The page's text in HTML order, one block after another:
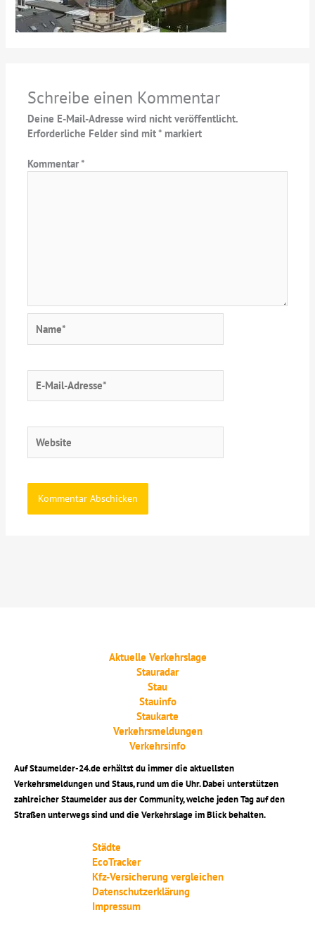
Schreibe einen Kommentar
Deine E-Mail-Adresse wird nicht veröffentlicht.
Erforderliche Felder sind mit* markiert
Kommentar*
Mail-
Aktuelle Verkehrslage
Stauradar
Stau
Stauinfo
Staukarte
Verkehrsmeldungen
Verkehrsinfo
Auf Staumelder-24.de erhältst du immer die aktuellsten
Verkehrsmeldungen und Staus, rund um die Uhr. Dabei unterstützen
zahlreicher Staumelder aus der Community, welche jeden Tag auf den
Straßen unterwegs sind und die Verkehrslage im Blick behalten.
Städte
EcoTracker
Kfz-Versicherung vergleichen
Datenschutzerklärung
Impressum